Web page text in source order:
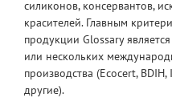
силиконов, консервантов,
красителей. Главным
продукции Glossary
или нескольких
производства (Ecocert,
другие).